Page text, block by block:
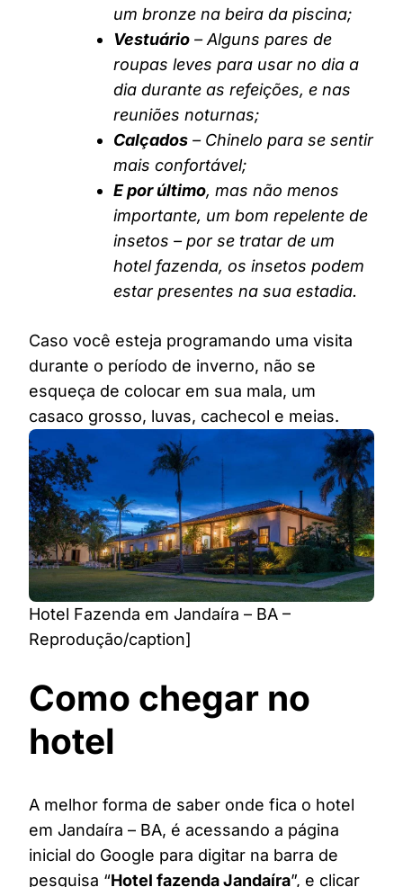
um bronze na beira da piscina;
Vestuário – Alguns pares de
roupas leves para usar no dia a
dia durante as refeições, e nas
reuniões noturnas;
Calçados – Chinelo para se sentir
mais confortável;
E por último, mas não menos
importante, um bom repelente de
insetos – por se tratar de um
hotel fazenda, os insetos podem
estar presentes na sua estadia.
Caso você esteja programando uma visita
durante o período de inverno, não se
esqueça de colocar em sua mala, um
casaco grosso, luvas, cachecol e meias.
Hotel Fazenda em Jandaíra – BA –
Reprodução/caption]
Como chegar no
hotel
A melhor forma de saber onde fica o hotel
em Jandaíra – BA, é acessando a página
inicial do Google para digitar na barra de
pesquisa “Hotel fazenda Jandaíra”, e clicar